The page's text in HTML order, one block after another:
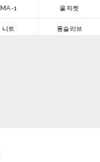
MA-1 울자켓
니트 롱슬리브